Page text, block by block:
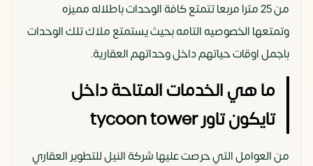
من 25 مترا مربعا تتمتع كافة الوحدات باطلاله مميزه
وتمتعها الخصوصيه التامه بحيث يستمتع ملاك تلك الوحدات
باجمل اوقات حياتهم داخل وحداتهم العقارية.
ما هي الخدمات المتاحة داخل
تايكون تاور tycoon tower
من العوامل التي حرصت عليها شركة النيل للتطوير العقاري